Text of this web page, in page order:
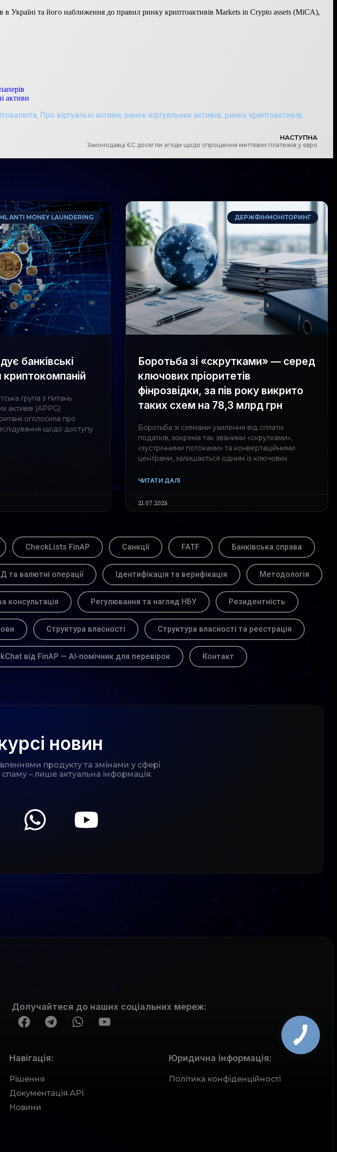
Україні та його наближення до правил ринку криптоактивів Markets in Crypto assets (MiCА),
активи
, Про віртуальні активи, ринок віртуальних активів, ринок криптоактивів,
НАСТУПНА
Законодавці ЄС досягли згоди щодо спрощення миттєвих платежів у євро
ANTI MONEY LAUNDERING
банківські
група з питань
активів (APPG)
оголосила про
щодо доступу
ДЕРЖФІНМОНІТОРИНГ
Боротьба зі «скрутками» — серед
ключових пріоритетів
фінрозвідки, за пів року викрито
таких схем на 78,3 млрд грн
Боротьба зі схемами ухилення від сплати
податків, зокрема так званими «скрутками»,
«зустрічними потоками» та конвертаційними
центрами, залишається одним із ключових
ЧИТАТИ ДАЛІ
21.07.2026
CheckLists FinAP Санкції FATF Банківська справа
та валютні операції Ідентифікація та верифікація Методологія
консультація Регулювання та нагляд НБУ Резидентність
Структура власності Структура власності та реєстрація
від FinAP — AI-помічник для перевірок Контакт
новин
продукту та змінами у сфері
– лише актуальна інформація.
Долучайтеся до наших соціальних мереж:
Рішення
Документація АРІ
Новини
Навігація: Юридична інформація:
Політика конфіденційності